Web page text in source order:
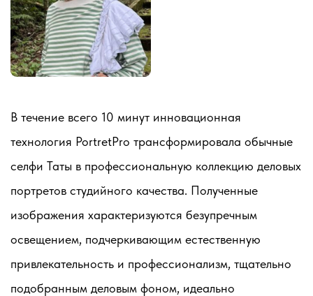
В течение всего 10 минут инновационная
технология PortretPro трансформировала обычные
селфи Таты в профессиональную коллекцию деловых
портретов студийного качества. Полученные
изображения характеризуются безупречным
освещением, подчеркивающим естественную
привлекательность и профессионализм, тщательно
подобранным деловым фоном, идеально